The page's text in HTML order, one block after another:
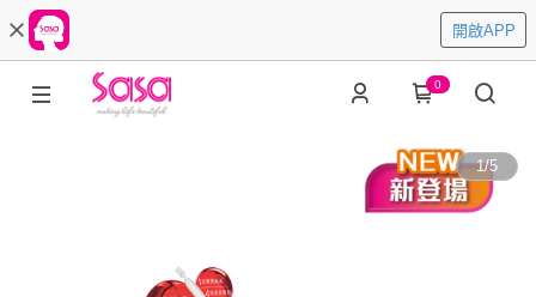
開啟APP
0
1/5